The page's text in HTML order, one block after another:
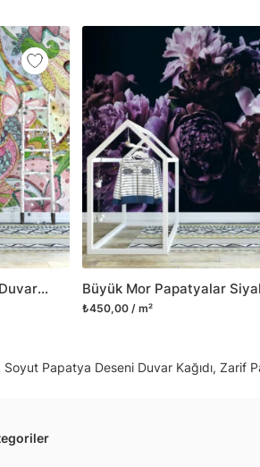
Çiçekler ve Kuşlar Resimli Duvar Kağıdı, Neşeli Ev Dekoru için Sanatsal Duvar Posteri
₺450,00 / m²
yapışkanlı
folyolar sayesinde
mobilyalarınıza ilk
Yüzeyi düz olan cam
dayanıklı
bulabilirsiniz.
Duvarium, yalnızca
kanvas tablo gibi
ve satışını
kritik dekorasyon
yelpazemizi sürekli
sıra yeni trendlerin
Herhangi bir soru ya
geçebilirsiniz.
Soyut Papatya Deseni Duvar Kağıdı, Zarif